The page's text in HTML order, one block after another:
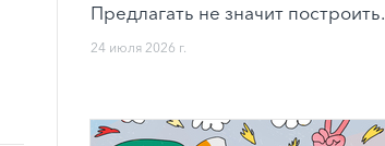
Предлагать не значит построить.
24 июля 2026 г.